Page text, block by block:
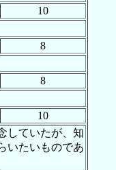
10
8
8
10
していたが、知
いたいものであ